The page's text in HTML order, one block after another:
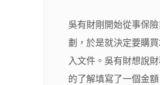
吳有財剛開始從事保
劃，於是就決定要購
入文件。吳有財想說
的了解填寫了一個金